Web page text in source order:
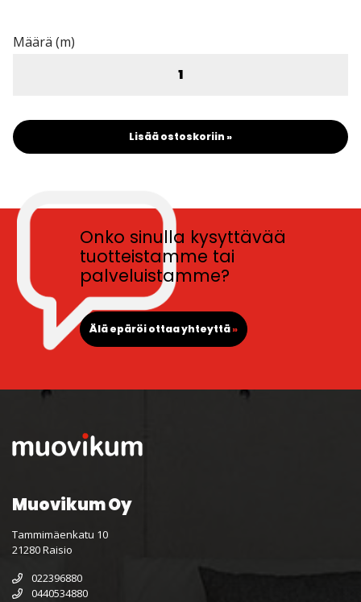
Määrä (m)
Lisää ostoskoriin »
Onko sinulla kysyttävää
tuotteistamme tai
palveluistamme?
Älä epäröi ottaa yhteyttä»
Muovikum Oy
Tammimäenkatu 10
21280 Raisio
022396880
0440534880